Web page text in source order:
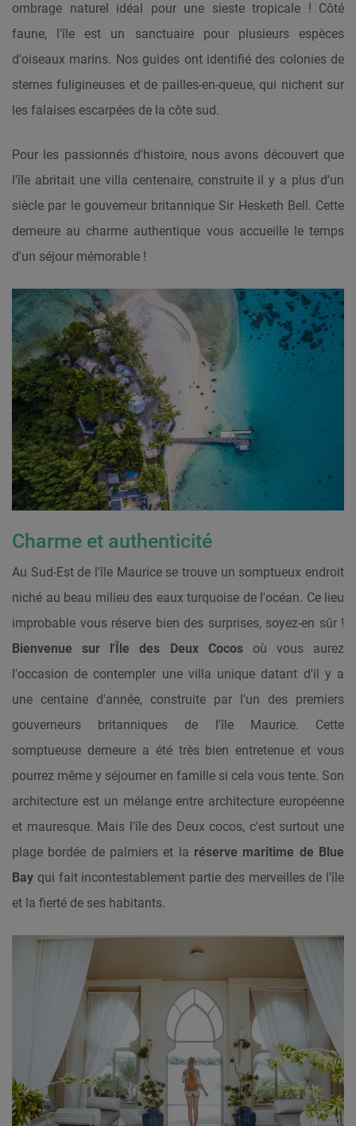
ombrage naturel idéal pour une sieste tropicale ! Côté
faune, l'île est un sanctuaire pour plusieurs espèces
d'oiseaux marins. Nos guides ont identifié des colonies de
sternes fuligineuses et de pailles-en-queue, qui nichent sur
les falaises escarpées de la côte sud.
Pour les passionnés d'histoire, nous avons découvert que
l'île abritait une villa centenaire, construite il y a plus d'un
siècle par le gouverneur britannique Sir Hesketh Bell. Cette
demeure au charme authentique vous accueille le temps
d'un séjour mémorable !
Charme et authenticité
Au Sud-Est de l'île Maurice se trouve un somptueux endroit
niché au beau milieu des eaux turquoise de l'océan. Ce lieu
improbable vous réserve bien des surprises, soyez-en sûr !
Bienvenue sur l'Île des Deux Cocosoù vous aurez
l'occasion de contempler une villa unique datant d'il y a
une centaine d'année, construite par l'un des premiers
gouverneurs britanniques de l'île Maurice. Cette
somptueuse demeure a été très bien entretenue et vous
pourrez même y séjourner en famille si cela vous tente. Son
architecture est un mélange entre architecture européenne
et mauresque. Mais l'île des Deux cocos, c'est surtout une
plage bordée de palmiers et la réserve maritime de Blue
Bay qui fait incontestablement partie des merveilles de l'île
et la fierté de ses habitants.